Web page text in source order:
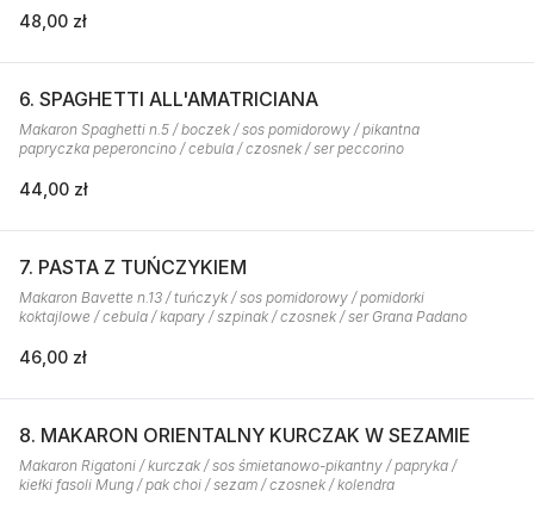
48,00 zł
6. SPAGHETTI ALL'AMATRICIANA
Makaron Spaghetti n.5 / boczek / sos pomidorowy / pikantna
papryczka peperoncino / cebula / czosnek / ser peccorino
44,00 zł
7. PASTA Z TUŃCZYKIEM
Makaron Bavette n.13 / tuńczyk / sos pomidorowy / pomidorki
koktajlowe / cebula / kapary / szpinak / czosnek / ser Grana Padano
46,00 zł
8. MAKARON ORIENTALNY KURCZAK W SEZAMIE
Makaron Rigatoni / kurczak / sos śmietanowo-pikantny / papryka /
kiełki fasoli Mung / pak choi / sezam / czosnek / kolendra